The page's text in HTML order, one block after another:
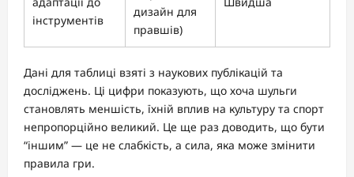
інструментів
дизайн для
правшів)
Дані для таблиці взяті з наукових публікацій та
досліджень. Ці цифри показують, що хоча шульги
становлять меншість, їхній вплив на культуру та спорт
непропорційно великий. Це ще раз доводить, що бути
“іншим” — це не слабкість, а сила, яка може змінити
правила гри.